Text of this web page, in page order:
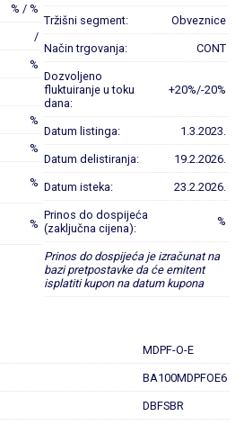
% / %
/
%
%
%
%
%
Tržišni segment: Obveznice
Način trgovanja: CONT
Dozvoljeno
fluktuiranje u toku
dana:
+20%/-20%
Datum listinga: 1.3.2023.
Datum delistiranja: 19.2.2026.
Datum isteka: 23.2.2026.
Prinos do dospijeća
(zaključna cijena):
%
Prinos do dospijeća je izračunat na
bazi pretpostavke da će emitent
isplatiti kupon na datum kupona
MDPF-O-E
BA100MDPFOE6
DBFSBR